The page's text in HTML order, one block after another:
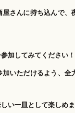
さんに持ち込んで、
加してみてください！
いただけるよう、
い一皿として楽しめま